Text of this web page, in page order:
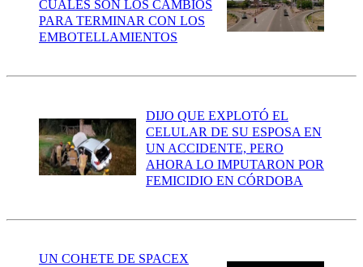
CUÁLES SON LOS CAMBIOS
PARA TERMINAR CON LOS
EMBOTELLAMIENTOS
DIJO QUE EXPLOTÓ EL
CELULAR DE SU ESPOSA EN
UN ACCIDENTE, PERO
AHORA LO IMPUTARON POR
FEMICIDIO EN CÓRDOBA
UN COHETE DE SPACEX